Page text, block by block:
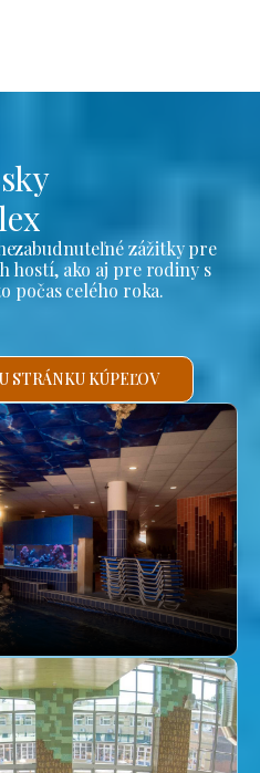
zážitky pre
hostí, ako aj pre rodiny s
počas celého roka.
STRÁNKU KÚPEĽOV